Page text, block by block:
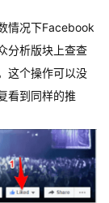
情况下Facebook
分析版块上查查
这个操作可以没
看到同样的推